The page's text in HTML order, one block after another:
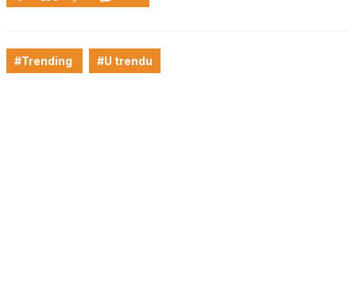
#Trending #U trendu